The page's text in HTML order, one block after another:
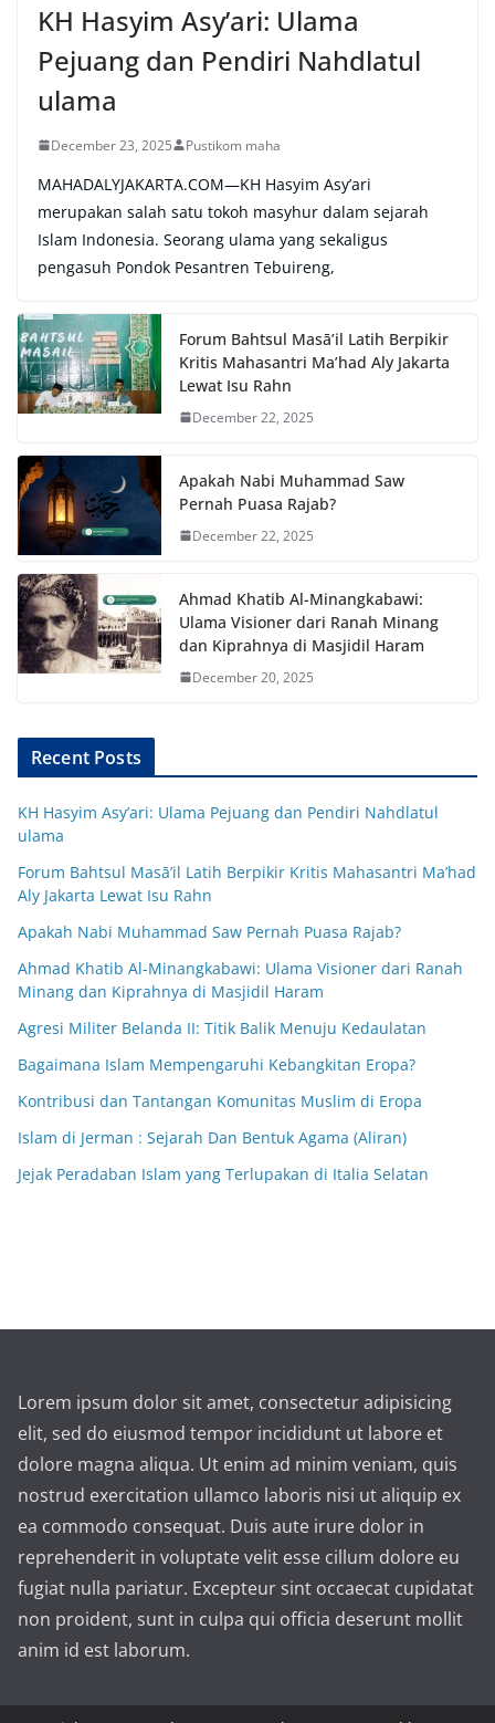
KH Hasyim Asy’ari: Ulama
Pejuang dan Pendiri Nahdlatul
ulama
December 23, 2025 Pustikom maha
MAHADALYJAKARTA.COM—KH Hasyim Asy’ari
merupakan salah satu tokoh masyhur dalam sejarah
Islam Indonesia. Seorang ulama yang sekaligus
pengasuh Pondok Pesantren Tebuireng,
Forum Bahtsul Masā’il Latih Berpikir
Kritis Mahasantri Ma’had Aly Jakarta
Lewat Isu Rahn
December 22, 2025
Apakah Nabi Muhammad Saw
Pernah Puasa Rajab?
December 22, 2025
Ahmad Khatib Al-Minangkabawi:
Ulama Visioner dari Ranah Minang
dan Kiprahnya di Masjidil Haram
December 20, 2025
Recent Posts
KH Hasyim Asy’ari: Ulama Pejuang dan Pendiri Nahdlatul
ulama
Forum Bahtsul Masā’il Latih Berpikir Kritis Mahasantri Ma’had
Aly Jakarta Lewat Isu Rahn
Apakah Nabi Muhammad Saw Pernah Puasa Rajab?
Ahmad Khatib Al-Minangkabawi: Ulama Visioner dari Ranah
Minang dan Kiprahnya di Masjidil Haram
Agresi Militer Belanda II: Titik Balik Menuju Kedaulatan
Bagaimana Islam Mempengaruhi Kebangkitan Eropa?
Kontribusi dan Tantangan Komunitas Muslim di Eropa
Islam di Jerman : Sejarah Dan Bentuk Agama (Aliran)
Jejak Peradaban Islam yang Terlupakan di Italia Selatan
Lorem ipsum dolor sit amet, consectetur adipisicing
elit, sed do eiusmod tempor incididunt ut labore et
dolore magna aliqua. Ut enim ad minim veniam, quis
nostrud exercitation ullamco laboris nisi ut aliquip ex
ea commodo consequat. Duis aute irure dolor in
reprehenderit in voluptate velit esse cillum dolore eu
fugiat nulla pariatur. Excepteur sint occaecat cupidatat
non proident, sunt in culpa qui officia deserunt mollit
anim id est laborum.